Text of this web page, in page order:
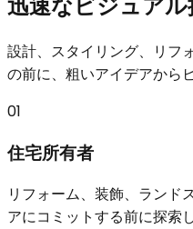
設計、スタイリング、リフ
の前に、粗いアイデアから
01
住宅所有者
リフォーム、装飾、ランド
アにコミットする前に探索し